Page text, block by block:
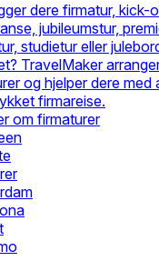
dere firmatur, kick-
jubileumstur,
studietur eller
TravelMaker
og hjelper dere med
firmareise.
om firmaturer